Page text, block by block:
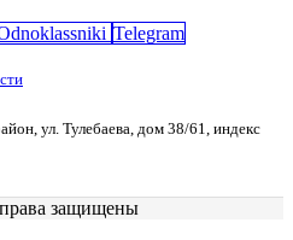
Telegram
ул. Тулебаева, дом 38/61, индекс
защищены